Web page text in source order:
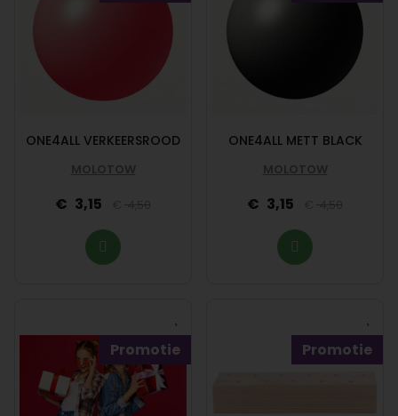
ONE4ALL VERKEERSROOD
MOLOTOW
3,15 4,50
ONE4ALL METT BLACK
MOLOTOW
3,15 4,50
Promotie Promotie